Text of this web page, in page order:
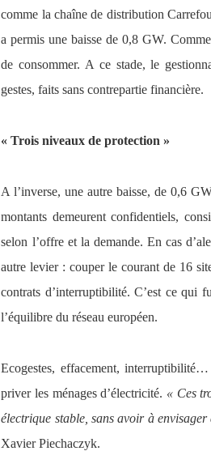
comme la chaîne de distribution
a permis une baisse de 0,8 GW.
de consommer. A ce stade, le
gestes, faits sans contrepartie financière.
« Trois niveaux de protection »
A l’inverse, une autre baisse, de 0,6
montants demeurent confidentiels,
selon l’offre et la demande. En cas
autre levier : couper le courant de 16
contrats d’interruptibilité. C’est ce qui
l’équilibre du réseau européen.
Ecogestes, effacement,
priver les ménages d’électricité. « Ces
électrique stable, sans avoir à
Xavier Piechaczyk.